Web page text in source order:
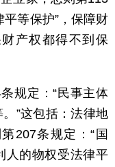
等保护”，保障财
产权都得不到保
规定：“民事主体
”这包括：法律地
207条规定：“国
人的物权受法律平